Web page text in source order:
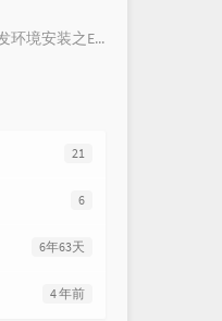
JAVA开发环境安装之Eclipse IDE
21
6
6年63天
4 年前